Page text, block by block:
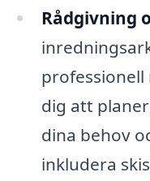
Rådgivning
dig att
dina behov
inkludera